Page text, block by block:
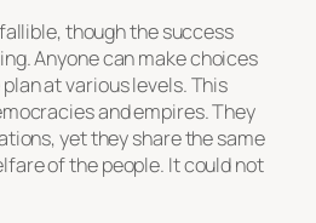
though the success
Anyone can make choices
at various levels. This
and empires. They
yet they share the same
of the people. It could not